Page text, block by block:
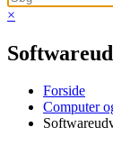
×
Forside
Computer